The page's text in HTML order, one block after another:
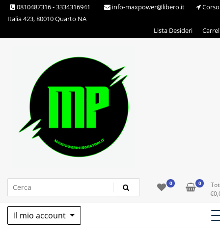
Skip 0810487316 - 3334316941 info-maxpower@libero.it
Corso
Italia 423, 80010 Quarto NA
Lista Desideri
Max Power Integratori 0 0
€
Il mio account